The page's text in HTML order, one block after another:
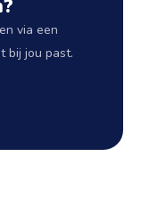
via een
bij jou past.